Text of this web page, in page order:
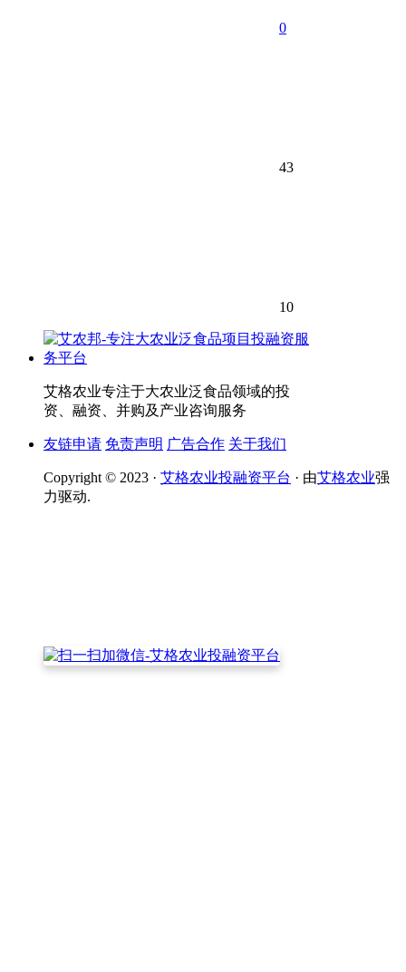
0
43
10
艾格农业专注于大农业泛食品领域的投
资、融资、并购及产业咨询服务
友链申请 免责声明 广告合作 关于我们
Copyright © 2023 · 艾格农业投融资平台 · 由艾格农业强
力驱动.